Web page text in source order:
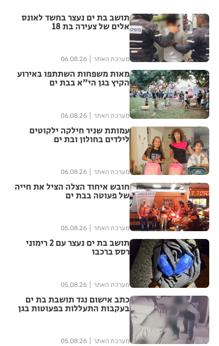
תושב בת ים נעצר בחשד לאונס
אלים של צעירה בת 18
מערכת האתר 06.08.26
מאות משפחות השתתפו באירוע
הקיץ בגן הי"א בבת ים
מערכת האתר 06.08.26
עמותת שניר חילקה ילקוטים
לילדים בחולון ובת ים
מערכת האתר 06.08.26
חובש איחוד הצלה הציל את חייה
של פעוטה בבת ים
מערכת האתר 05.08.26
תושב בת ים נעצר עם 2 רימוני
רסס ברכבו
מערכת האתר 05.08.26
כתב אישום נגד תושבת בת ים
בעקבות התעללות בפעוטות בגן
מערכת האתר 05.08.26